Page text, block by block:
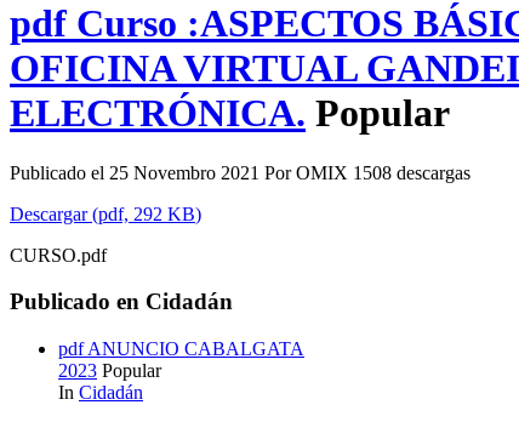
pdf Curso :ASPECTOS
OFICINA VIRTUAL
ELECTRÓNICA. Popular
Publicado el 25 Novembro 2021 PorOMIX 1508 descargas
Descargar(pdf, 292 KB)
CURSO.pdf
Publicado en Cidadán
pdf ANUNCIO CABALGATA
2023 Popular
In Cidadán